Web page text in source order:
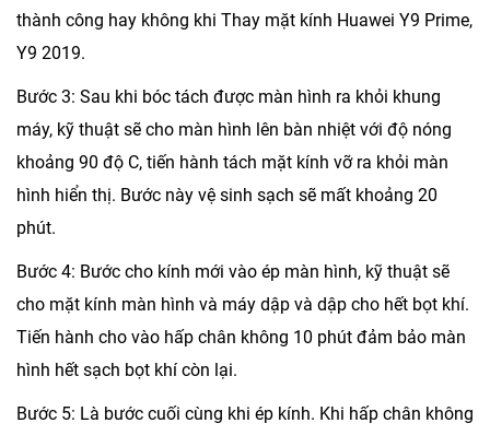
thành công hay không khi Thay mặt kính Huawei Y9 Prime,
Y9 2019.
Bước 3: Sau khi bóc tách được màn hình ra khỏi khung
máy, kỹ thuật sẽ cho màn hình lên bàn nhiệt với độ nóng
khoảng 90 độ C, tiến hành tách mặt kính vỡ ra khỏi màn
hình hiển thị. Bước này vệ sinh sạch sẽ mất khoảng 20
phút.
Bước 4: Bước cho kính mới vào ép màn hình, kỹ thuật sẽ
cho mặt kính màn hình và máy dập và dập cho hết bọt khí.
Tiến hành cho vào hấp chân không 10 phút đảm bảo màn
hình hết sạch bọt khí còn lại.
Bước 5: Là bước cuối cùng khi ép kính. Khi hấp chân không